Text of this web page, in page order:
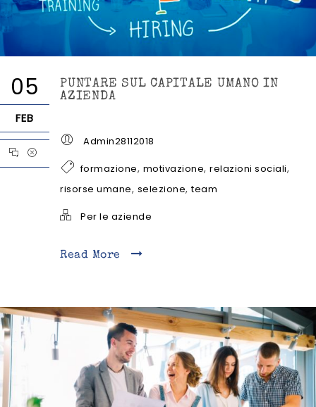
05
FEB
PUNTARE SUL CAPITALE UMANO IN
AZIENDA
Admin28112018
formazione, motivazione, relazioni sociali,
risorse umane, selezione,team
Per le aziende
Read More